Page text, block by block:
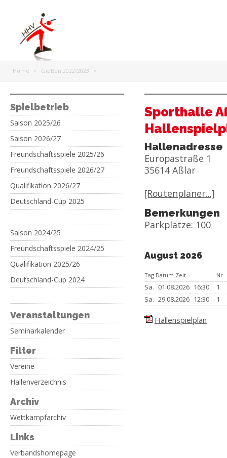
Home > Gießen 2022/2023 >
Spielbetrieb
Saison 2025/26
Saison 2026/27
Freundschaftsspiele 2025/26
Freundschaftsspiele 2026/27
Qualifikation 2026/27
Deutschland-Cup 2025
Saison 2024/25
Freundschaftsspiele 2024/25
Qualifikation 2025/26
Deutschland-Cup 2024
Veranstaltungen
Seminarkalender
Filter
Vereine
Hallenverzeichnis
Archiv
Wettkampfarchiv
Links
Verbandshomepage
Sporthalle
Hallenadresse
Europastraße 1
35614 Aßlar
[Routenplaner...]
Bemerkungen
Parkplätze: 100
August 2026
Tag Datum Zeit Nr.
Sa. 01.08.2026 16:30
1
Sa. 29.08.2026 12:30 1
Hallenspielplan